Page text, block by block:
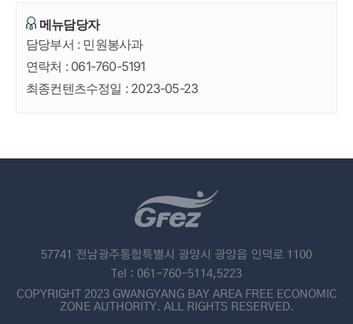
메뉴담당자
담당부서 : 민원봉사과
연락처 : 061-760-5191
최종컨텐츠수정일 : 2023-05-23
57741 전남광주통합특별시 광양시 광양읍 인덕로 1100
Tel : 061-760-5114,5223
COPYRIGHT 2023 GWANGYANG BAY AREA FREE ECONOMIC
ZONE AUTHORITY. ALL RIGHTS RESERVED.